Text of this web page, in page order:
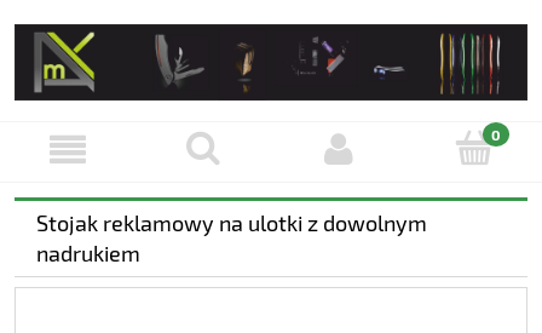
Stojak reklamowy na ulotki z dowolnym
nadrukiem